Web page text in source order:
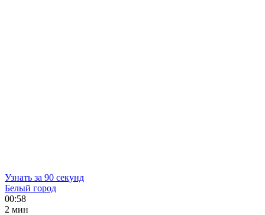
Узнать за 90 секунд
Белый город
00:58
2 мин